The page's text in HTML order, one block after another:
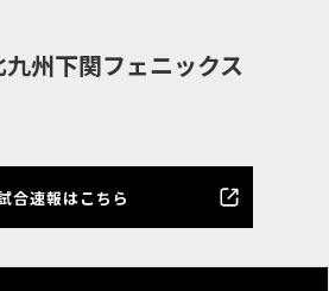
九州下関フェニックス
合速報はこちら